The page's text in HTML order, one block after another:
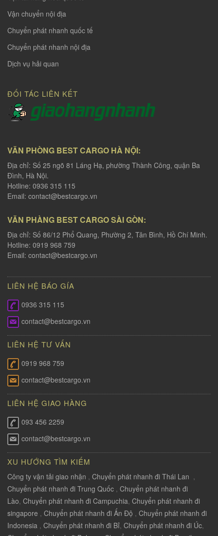
Vận chuyển nội địa
Chuyển phát nhanh quốc tế
Chuyển phát nhanh nội địa
Dịch vụ hải quan
ĐỐI TÁC LIÊN KẾT
VĂN PHÒNG BEST CARGO HÀ NỘI:
Địa chỉ: Số 25 ngõ 81 Láng Hạ, phường Thành Công, quận Ba
Đình, Hà Nội.
Hotline: 0936 315 115
Email: contact@bestcargo.vn
VĂN PHÀNG BEST CARGO SÀI GÒN:
Địa chỉ: Số 86/12 Phổ Quang, Phường 2, Tân Bình, Hồ Chí Minh.
Hotline: 0919 968 759
Email: contact@bestcargo.vn
LIÊN HỆ BÁO GÍA
0936 315 115
contact@bestcargo.vn
LIÊN HỆ TƯ VẤN
0919 968 759
contact@bestcargo.vn
LIÊN HỆ GIAO HÀNG
093 456 2259
contact@bestcargo.vn
XU HƯỚNG TÌM KIẾM
Công ty vận tải giao nhận , Chuyển phát nhanh đi Thái Lan ,
Chuyển phát nhanh đi Trung Quốc , Chuyển phát nhanh đi
Lào, Chuyển phát nhanh đi Campuchia, Chuyển phát nhanh đi
singapore , Chuyển phát nhanh đi Ấn Độ , Chuyển phát nhanh đi
Indonesia , Chuyển phát nhanh đi Bỉ, Chuyển phát nhanh đi Úc,